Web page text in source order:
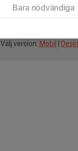
Välj version: Mobil
Bara nödvändiga